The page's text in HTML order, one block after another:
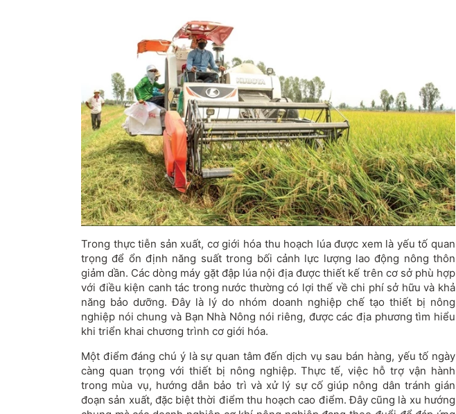
Trong thực tiễn sản xuất, cơ giới hóa thu hoạch lúa được xem là yếu tố quan
trọng để ổn định năng suất trong bối cảnh lực lượng lao động nông thôn
giảm dần. Các dòng máy gặt đập lúa nội địa được thiết kế trên cơ sở phù hợp
với điều kiện canh tác trong nước thường có lợi thế về chi phí sở hữu và khả
năng bảo dưỡng. Đây là lý do nhóm doanh nghiệp chế tạo thiết bị nông
nghiệp nói chung và Bạn Nhà Nông nói riêng, được các địa phương tìm hiểu
khi triển khai chương trình cơ giới hóa.
Một điểm đáng chú ý là sự quan tâm đến dịch vụ sau bán hàng, yếu tố ngày
càng quan trọng với thiết bị nông nghiệp. Thực tế, việc hỗ trợ vận hành
trong mùa vụ, hướng dẫn bảo trì và xử lý sự cố giúp nông dân tránh gián
đoạn sản xuất, đặc biệt thời điểm thu hoạch cao điểm. Đây cũng là xu hướng